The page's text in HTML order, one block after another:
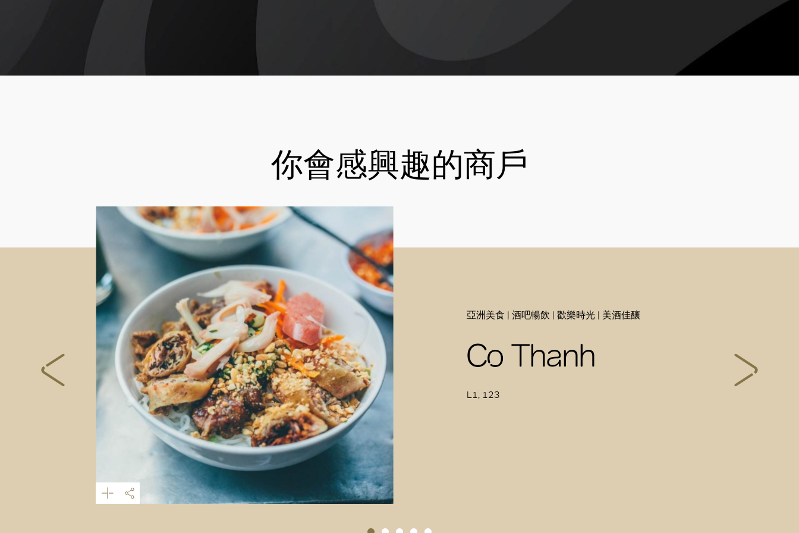
你會感興趣的商戶
亞洲美食 | 酒吧暢飲 | 歡樂時光 | 美酒佳釀
Co Thanh
L1, 123